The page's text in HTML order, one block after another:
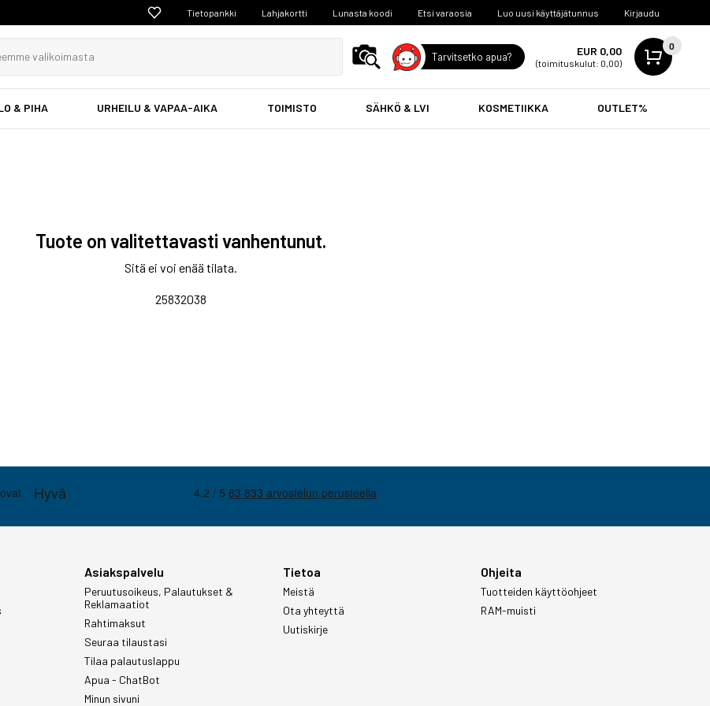
Tietopankki Lahjakortti Lunasta koodi Etsi varaosia Luo uusi käyttäjätunnus Kirjaudu
Tarvitsetko apua? EUR 0,00
(toimituskulut: 0,00)
0
& PIHA URHEILU & VAPAA-AIKA TOIMISTO SÄHKÖ & LVI KOSMETIIKKA OUTLET%
Tuote on valitettavasti vanhentunut.
Sitä ei voi enää tilata.
25832038
Asiakspalvelu
Peruutusoikeus, Palautukset &
Reklamaatiot
Rahtimaksut
Seuraa tilaustasi
Tilaa palautuslappu
Apua - ChatBot
Minun sivuni
Tietoa
Meistä
Ota yhteyttä
Uutiskirje
Ohjeita
Tuotteiden käyttöohjeet
RAM-muisti